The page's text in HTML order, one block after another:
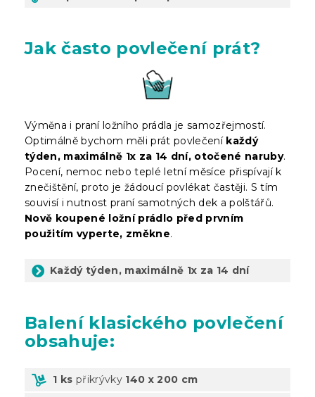
Jak často povlečení prát?
Výměna i praní ložního prádla je samozřejmostí.
Optimálně bychom měli prát povlečení každý
týden, maximálně 1x za 14 dní, otočené naruby.
Pocení, nemoc nebo teplé letní měsíce přispívají k
znečištění, proto je žádoucí povlékat častěji. S tím
souvisí i nutnost praní samotných dek a polštářů.
Nově koupené ložní prádlo před prvním
použitím vyperte, změkne.
Každý týden, maximálně 1x za 14 dní
Baleníklasického povlečení
obsahuje:
1 ks přikrývky 140 x 200 cm